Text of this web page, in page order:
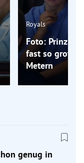
Royals
Foto: Prinz
fast so groß
Metern
genug in